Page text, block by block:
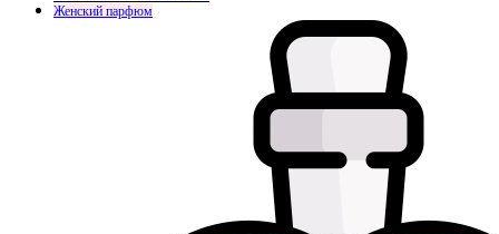
Женский парфюм